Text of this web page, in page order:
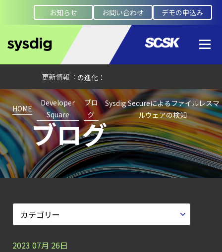
お知らせ お問い合わせ デモの申込み
年に脅威の状況を根本から変えた
4 つの側面
JADEPUFFER
の進化：
エージェント型脅威アクターが
モデルの破壊を目的としたランサムウェアを
【ブログ】
CNAPP選定ガイド
｜
クラウド構成ミスを未然に防ぐSecurity
ブログ
HOME
Developer
Square
ブロ
グ
Sysdig Secureによるファイルレスマ
ルウェアの検知
2023 07月 26日